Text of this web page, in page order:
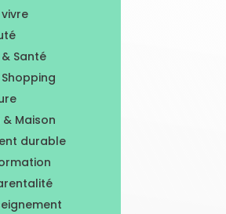
Santé
Maison
durable